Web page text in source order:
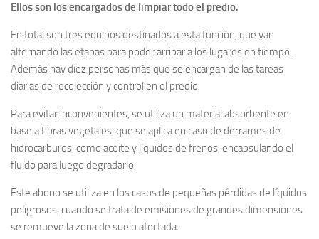
Ellos son los encargados de limpiar todo el predio.
En total son tres equipos destinados a esta función, que van
alternando las etapas para poder arribar a los lugares en tiempo.
Además hay diez personas más que se encargan de las tareas
diarias de recolección y control en el predio.
Para evitar inconvenientes, se utiliza un material absorbente en
base a fibras vegetales, que se aplica en caso de derrames de
hidrocarburos, como aceite y líquidos de frenos, encapsulando el
fluido para luego degradarlo.
Este abono se utiliza en los casos de pequeñas pérdidas de líquidos
peligrosos, cuando se trata de emisiones de grandes dimensiones
se remueve la zona de suelo afectada.